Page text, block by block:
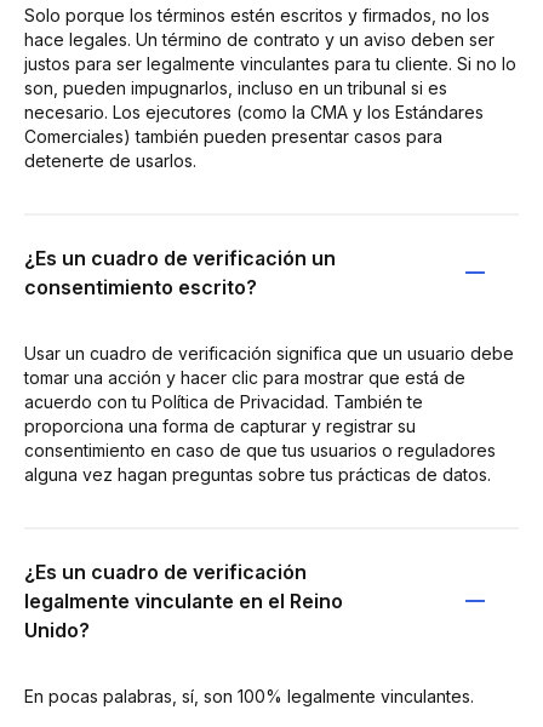
Solo porque los términos estén escritos y firmados, no los
hace legales. Un término de contrato y un aviso deben ser
justos para ser legalmente vinculantes para tu cliente. Si no lo
son, pueden impugnarlos, incluso en un tribunal si es
necesario. Los ejecutores (como la CMA y los Estándares
Comerciales) también pueden presentar casos para
detenerte de usarlos.
¿Es un cuadro de verificación un
consentimiento escrito?
Usar un cuadro de verificación significa que un usuario debe
tomar una acción y hacer clic para mostrar que está de
acuerdo con tu Política de Privacidad. También te
proporciona una forma de capturar y registrar su
consentimiento en caso de que tus usuarios o reguladores
alguna vez hagan preguntas sobre tus prácticas de datos.
¿Es un cuadro de verificación
legalmente vinculante en el Reino
Unido?
En pocas palabras, sí, son 100% legalmente vinculantes.